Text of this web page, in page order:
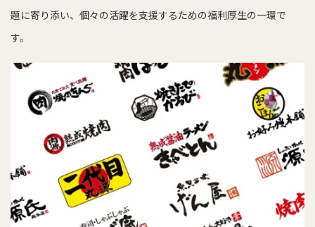
題に寄り添い、個々の活躍を支援するための福利厚生の一環で
す。